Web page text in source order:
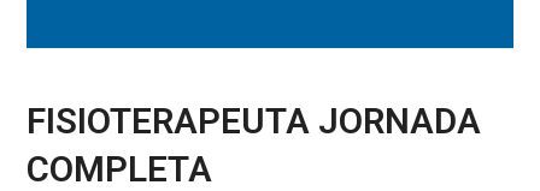
FISIOTERAPEUTA JORNADA
COMPLETA